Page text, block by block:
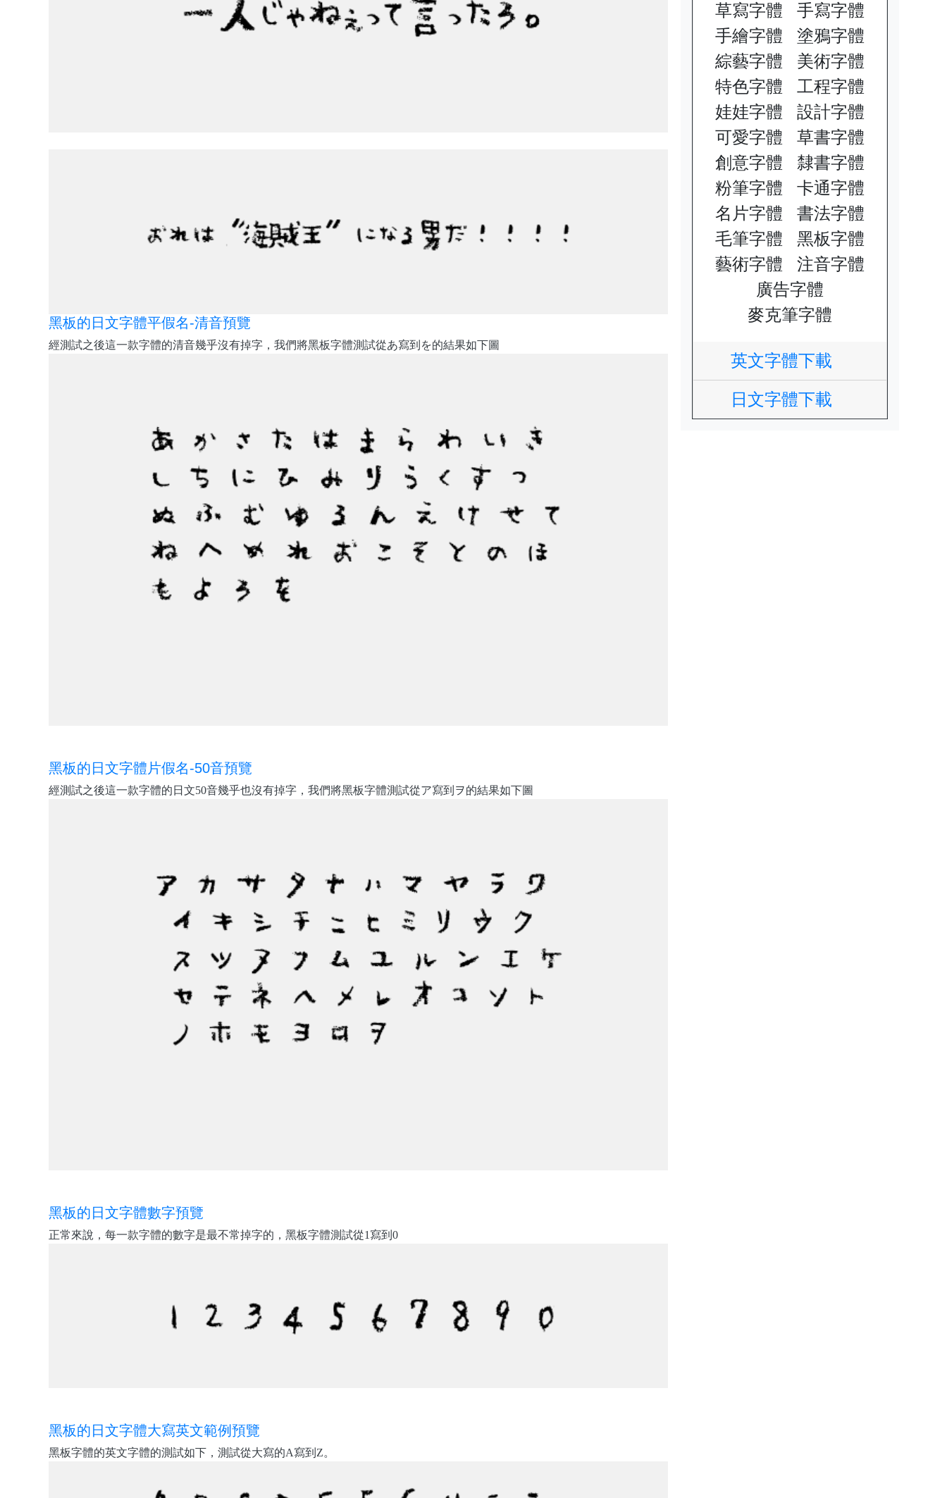
黑板的日文字體平假名-清音預覽
經測試之後這一款字體的清音幾乎沒有掉字，我們將黑板字體測試從あ寫到を的結果如下圖
黑板的日文字體片假名-50音預覽
經測試之後這一款字體的日文50音幾乎也沒有掉字，我們將黑板字體測試從ア寫到ヲ的結果如下圖
黑板的日文字體數字預覽
正常來說，每一款字體的數字是最不常掉字的，黑板字體測試從1寫到0
黑板的日文字體大寫英文範例預覽
黑板字體的英文字體的測試如下，測試從大寫的A寫到Z。
草寫字體
手寫字體
手繪字體
塗鴉字體
綜藝字體
美術字體
特色字體
工程字體
娃娃字體
設計字體
可愛字體
草書字體
創意字體
隸書字體
粉筆字體
卡通字體
名片字體
書法字體
毛筆字體
黑板字體
藝術字體
注音字體
廣告字體
麥克筆字體
英文字體下載
日文字體下載